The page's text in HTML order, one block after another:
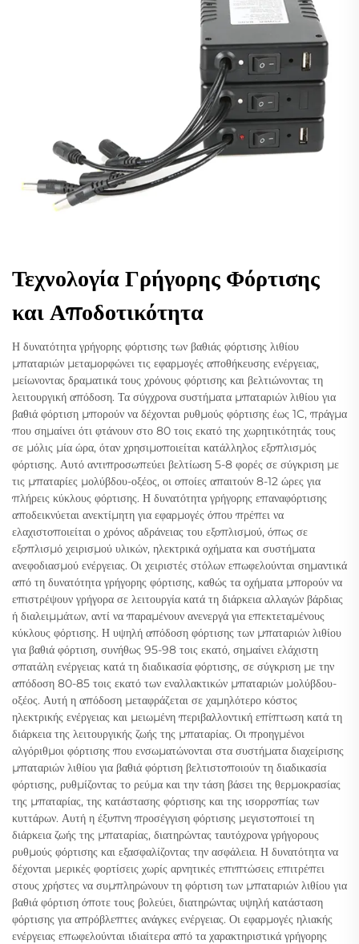
Τεχνολογία Γρήγορης Φόρτισης
και Αποδοτικότητα
Η δυνατότητα γρήγορης φόρτισης των βαθιάς φόρτισης λιθίου
μπαταριών μεταμορφώνει τις εφαρμογές αποθήκευσης ενέργειας,
μείωνοντας δραματικά τους χρόνους φόρτισης και βελτιώνοντας τη
λειτουργική απόδοση. Τα σύγχρονα συστήματα μπαταριών λιθίου για
βαθιά φόρτιση μπορούν να δέχονται ρυθμούς φόρτισης έως 1C, πράγμα
που σημαίνει ότι φτάνουν στο 80 τοις εκατό της χωρητικότητάς τους
σε μόλις μία ώρα, όταν χρησιμοποιείται κατάλληλος εξοπλισμός
φόρτισης. Αυτό αντιπροσωπεύει βελτίωση 5-8 φορές σε σύγκριση με
τις μπαταρίες μολύβδου-οξέος, οι οποίες απαιτούν 8-12 ώρες για
πλήρεις κύκλους φόρτισης. Η δυνατότητα γρήγορης επαναφόρτισης
αποδεικνύεται ανεκτίμητη για εφαρμογές όπου πρέπει να
ελαχιστοποιείται ο χρόνος αδράνειας του εξοπλισμού, όπως σε
εξοπλισμό χειρισμού υλικών, ηλεκτρικά οχήματα και συστήματα
ανεφοδιασμού ενέργειας. Οι χειριστές στόλων επωφελούνται σημαντικά
από τη δυνατότητα γρήγορης φόρτισης, καθώς τα οχήματα μπορούν να
επιστρέψουν γρήγορα σε λειτουργία κατά τη διάρκεια αλλαγών βάρδιας
ή διαλειμμάτων, αντί να παραμένουν ανενεργά για επεκτεταμένους
κύκλους φόρτισης. Η υψηλή απόδοση φόρτισης των μπαταριών λιθίου
για βαθιά φόρτιση, συνήθως 95-98 τοις εκατό, σημαίνει ελάχιστη
σπατάλη ενέργειας κατά τη διαδικασία φόρτισης, σε σύγκριση με την
απόδοση 80-85 τοις εκατό των εναλλακτικών μπαταριών μολύβδου-
οξέος. Αυτή η απόδοση μεταφράζεται σε χαμηλότερο κόστος
ηλεκτρικής ενέργειας και μειωμένη περιβαλλοντική επίπτωση κατά τη
διάρκεια της λειτουργικής ζωής της μπαταρίας. Οι προηγμένοι
αλγόριθμοι φόρτισης που ενσωματώνονται στα συστήματα διαχείρισης
μπαταριών λιθίου για βαθιά φόρτιση βελτιστοποιούν τη διαδικασία
φόρτισης, ρυθμίζοντας το ρεύμα και την τάση βάσει της θερμοκρασίας
της μπαταρίας, της κατάστασης φόρτισης και της ισορροπίας των
κυττάρων. Αυτή η έξυπνη προσέγγιση φόρτισης μεγιστοποιεί τη
διάρκεια ζωής της μπαταρίας, διατηρώντας ταυτόχρονα γρήγορους
ρυθμούς φόρτισης και εξασφαλίζοντας την ασφάλεια. Η δυνατότητα να
δέχονται μερικές φορτίσεις χωρίς αρνητικές επιπτώσεις επιτρέπει
στους χρήστες να συμπληρώνουν τη φόρτιση των μπαταριών λιθίου για
βαθιά φόρτιση όποτε τους βολεύει, διατηρώντας υψηλή κατάσταση
φόρτισης για απρόβλεπτες ανάγκες ενέργειας. Οι εφαρμογές ηλιακής
ενέργειας επωφελούνται ιδιαίτερα από τα χαρακτηριστικά γρήγορης